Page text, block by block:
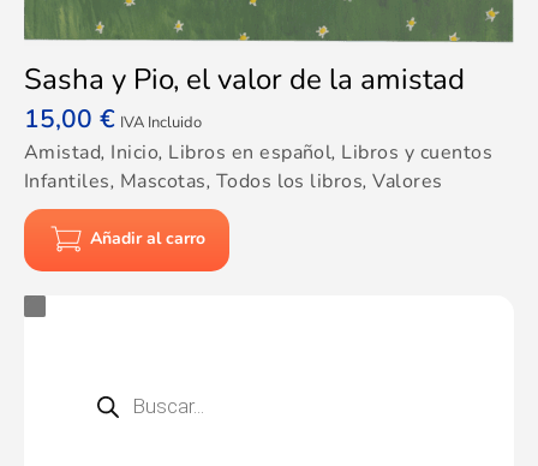
Sasha y Pio, el valor de la amistad
15,00 € IVA Incluido
Amistad, Inicio, Libros en español, Libros y cuentos
Infantiles, Mascotas, Todos los libros,Valores
Añadir al carro